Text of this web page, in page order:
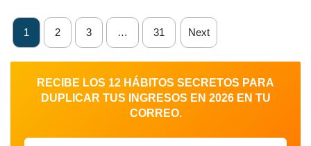
1 2 3 … 31 Next
RECIBE LOS 12 HÁBITOS SECRETOS PARA
DUPLICAR TUS INGRESOS EN 2026 EN TU
CORREO.